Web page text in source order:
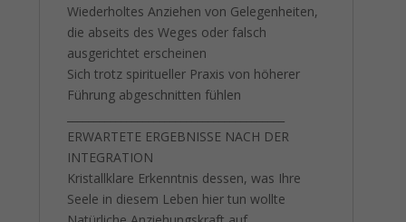
Wiederholtes Anziehen von Gelegenheiten,
die abseits des Weges oder falsch
ausgerichtet erscheinen
Sich trotz spiritueller Praxis von höherer
Führung abgeschnitten fühlen
ERWARTETE ERGEBNISSE NACH DER
INTEGRATION
Kristallklare Erkenntnis dessen, was Ihre
Seele in diesem Leben hier tun wollte